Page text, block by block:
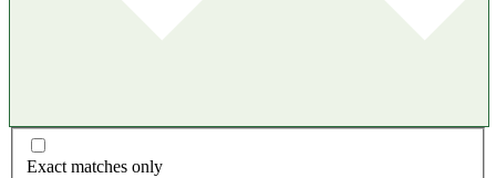
Exact matches only